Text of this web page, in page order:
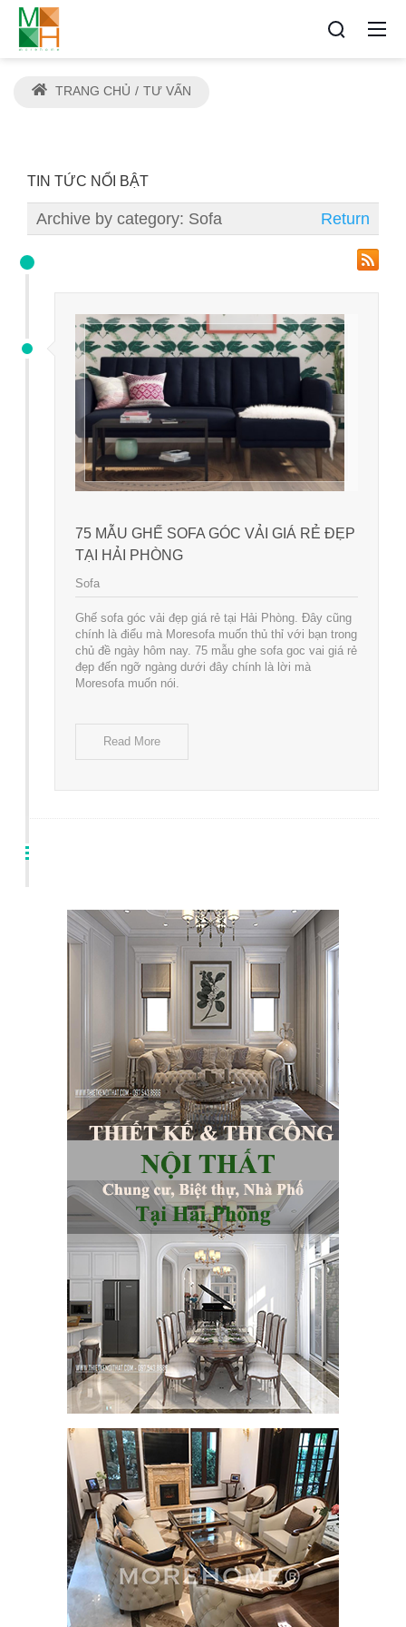
TRANG CHỦ TƯ VẤN
TIN TỨC NỔI BẬT
Archive by category: Sofa Return
75 MẪU GHẾ SOFA GÓC VẢI GIÁ RẺ ĐẸP
TẠI HẢI PHÒNG
Sofa
Ghế sofa góc vải đẹp giá rẻ tại Hải Phòng. Đây cũng
chính là điểu mà Moresofa muốn thủ thỉ với bạn trong
chủ đề ngày hôm nay. 75 mẫu ghe sofa goc vai giá rẻ
đẹp đến ngỡ ngàng dưới đây chính là lời mà
Moresofa muốn nói.
Read More